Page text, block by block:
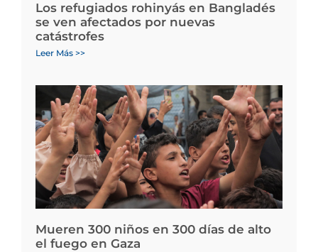
Los refugiados rohinyás en Bangladés
se ven afectados por nuevas
catástrofes
Leer Más >>
Mueren 300 niños en 300 días de alto
el fuego en Gaza